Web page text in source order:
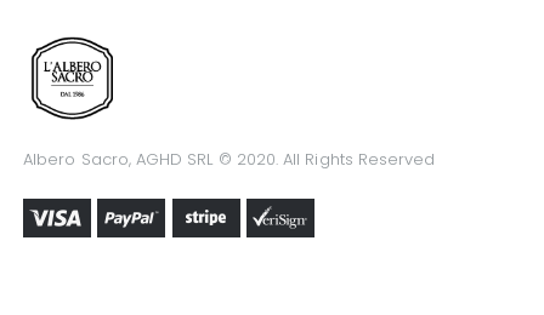
Albero Sacro, AGHD SRL © 2020. All Rights Reserved